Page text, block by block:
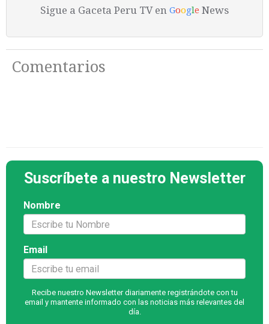
Sigue a Gaceta Peru TV en Google News
Comentarios
Suscríbete a nuestro Newsletter
Nombre
Email
Recibe nuestro Newsletter diariamente registrándote con tu
email y mantente informado con las noticias más relevantes del
día.